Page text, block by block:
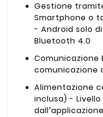
Gestione
Smartphone o
- Android solo
Bluetooth 4.0
Comunicazione
comunicazione
Alimentazione
inclusa) -
dall’applicazione